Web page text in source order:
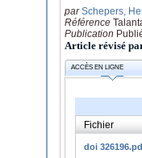
parSchepers,
Référence
Publication
Article révisé
ACCÈS EN LIGNE
Fichier
doi